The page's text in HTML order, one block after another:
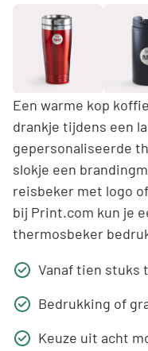
Een warme kop
drankje tijdens een
gepersonaliseerde
slokje een
reisbeker met logo
bij Print.com kun je
thermosbeker
Vanaf tien stuks
Bedrukking of
Keuze uit acht